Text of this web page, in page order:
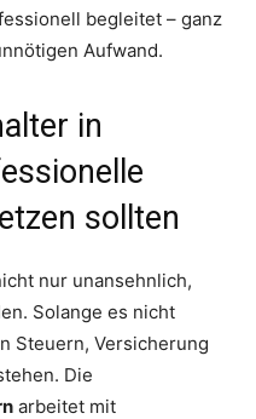
begleitet – ganz
Aufwand.
in
sollten
nur unansehnlich,
Solange es nicht
Steuern, Versicherung
Die
arbeitet mit